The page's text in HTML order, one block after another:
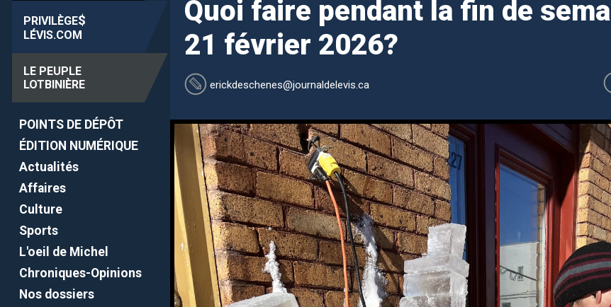
PRIVILÈGE$
LÉVIS.COM
LE PEUPLE
LOTBINIÈRE
POINTS DE DÉPÔT
ÉDITION NUMÉRIQUE
Actualités
Affaires
Culture
Sports
L'oeil de Michel
Chroniques-Opinions
Nos dossiers
Quoi faire pendant la fin de
21 février 2026?
erickdeschenes@journaldelevis.ca